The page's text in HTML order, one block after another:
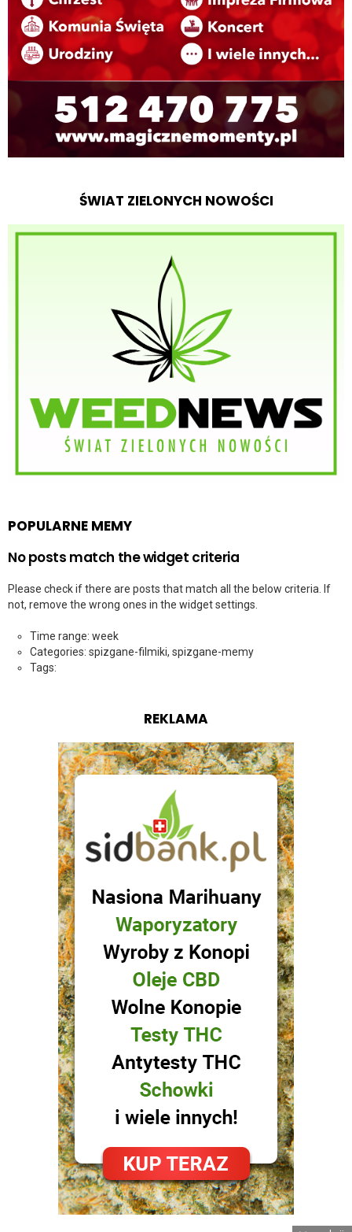
ŚWIAT ZIELONYCH NOWOŚCI
POPULARNE MEMY
No posts match the widget criteria
Please check if there are posts that match all the below criteria. If
not, remove the wrong ones in the widget settings.
Time range: week
Categories: spizgane-filmiki, spizgane-memy
Tags:
REKLAMA